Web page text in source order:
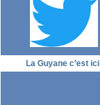
La Guyane c’est ici